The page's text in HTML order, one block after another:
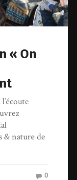
« On
& nature de
0